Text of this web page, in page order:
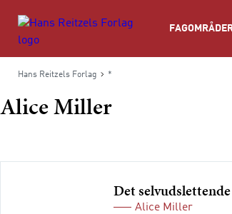
Hans Reitzels Forlag *
Alice Miller
Det
Alice Miller